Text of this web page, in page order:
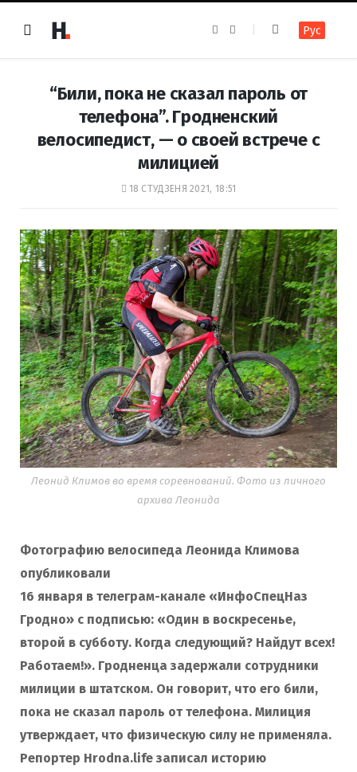
e
o
k
t
r
a
m
Рус
“Били, пока не сказал пароль от
телефона”. Гродненский
велосипедист, — о своей встрече с
милицией
18 СТУДЗЕНЯ 2021, 18:51
Леонид Климов во время соревнований. Фото из личного
архива Леонида
Фотографию велосипеда Леонида Климова
опубликовали
16 января в телеграм-канале «ИнфоСпецНаз
Гродно» с подписью: «Один в воскресенье,
второй в субботу. Когда следующий? Найдут всех!
Работаем!». Гродненца задержали сотрудники
милиции в штатском. Он говорит, что его били,
пока не сказал пароль от телефона. Милиция
утверждает, что физическую силу не применяла.
Репортер Hrodna.life записал историю